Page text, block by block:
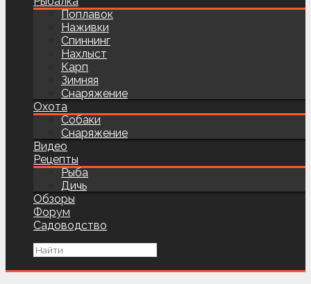
Поплавок
Наживки
Спиннинг
Нахлыст
Карп
Зимняя
Снаряжение
Охота
Собаки
Снаряжение
Видео
Рецепты
Рыба
Дичь
Обзоры
Форум
Садоводство